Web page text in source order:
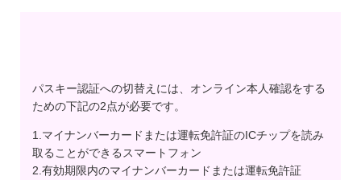
パスキー認証への切替えには、オンライン本人確認をする
ための下記の2点が必要です。
1.マイナンバーカードまたは運転免許証のICチップを読み
取ることができるスマートフォン
2.有効期限内のマイナンバーカードまたは運転免許証